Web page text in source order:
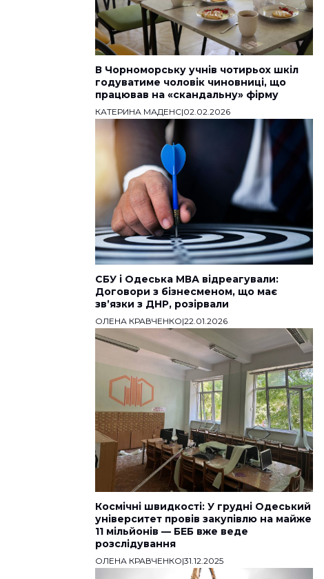
В Чорноморську учнів чотирьох шкіл
годуватиме чоловік чиновниці, що
працював на «скандальну» фірму
КАТЕРИНА МАДЕНС|02.02.2026
СБУ і Одеська МВА відреагували:
Договори з бізнесменом, що має
звʼязки з ДНР, розірвали
ОЛЕНА КРАВЧЕНКО|22.01.2026
Космічні швидкості: У грудні Одеський
університет провів закупівлю на майже
11 мільйонів — БЕБ вже веде
розслідування
ОЛЕНА КРАВЧЕНКО|31.12.2025